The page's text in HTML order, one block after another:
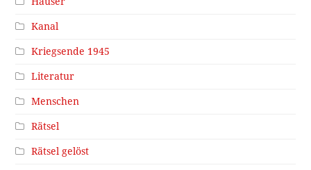
Kanal
Kriegsende 1945
Literatur
Menschen
Rätsel
Rätsel gelöst